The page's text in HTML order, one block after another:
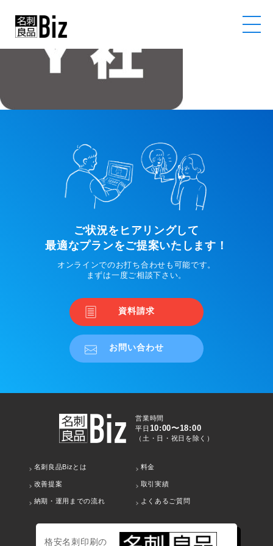
ご状況をヒアリングして
最適なプランをご提案いたします！
オンラインでのお打ち合わせも可能です。
まずは一度ご相談下さい。
資料請求
お問い合わせ
営業時間
平日 10:00〜18:00
（土・日・祝日を除く）
名刺良品Bizとは 料金
改善提案 取引実績
納期・運用までの流れ よくあるご質問
格安名刺印刷の